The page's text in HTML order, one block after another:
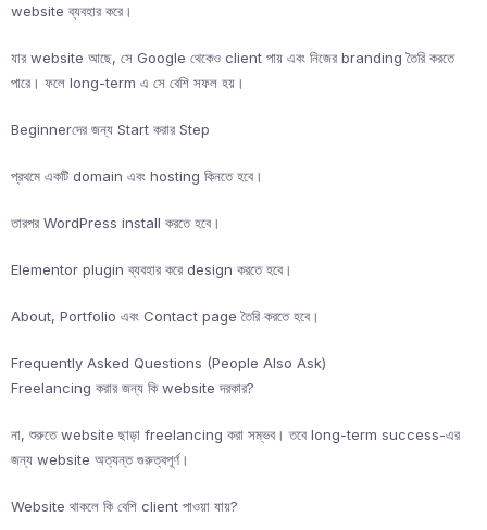
website ব্যবহার করে।
যার website আছে, সে Google থেকেও client পায় এবং নিজের branding তৈরি করতে
পারে। ফলে long-term এ সে বেশি সফল হয়।
Beginnerদের জন্য Start করার Step
প্রথমে একটি domain এবং hosting কিনতে হবে।
তারপর WordPress install করতে হবে।
Elementor plugin ব্যবহার করে design করতে হবে।
About, Portfolio এবং Contact page তৈরি করতে হবে।
Frequently Asked Questions (People Also Ask)
Freelancing করার জন্য কি website দরকার?
না, শুরুতে website ছাড়া freelancing করা সম্ভব। তবে long-term success-এর
জন্য website অত্যন্ত গুরুত্বপূর্ণ।
Website থাকলে কি বেশি client পাওয়া যায়?